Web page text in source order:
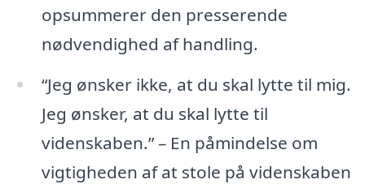
opsummerer den presserende
nødvendighed af handling.
“Jeg ønsker ikke, at du skal lytte til mig.
Jeg ønsker, at du skal lytte til
videnskaben.” – En påmindelse om
vigtigheden af at stole på videnskaben